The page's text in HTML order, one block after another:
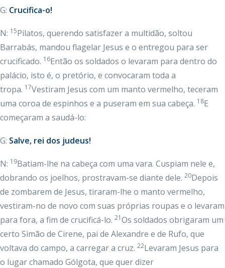
G: Crucifica-o!
N: 15Pilatos, querendo satisfazer a multidão, soltou
Barrabás, mandou flagelar Jesus e o entregou para ser
crucificado. 16Então os soldados o levaram para dentro do
palácio, isto é, o pretório, e convocaram toda a
tropa. 17Vestiram Jesus com um manto vermelho, teceram
uma coroa de espinhos e a puseram em sua cabeça. 18E
começaram a saudá-lo:
G: Salve, rei dos judeus!
N: 19Batiam-lhe na cabeça com uma vara. Cuspiam nele e,
dobrando os joelhos, prostravam-se diante dele. 20Depois
de zombarem de Jesus, tiraram-lhe o manto vermelho,
vestiram-no de novo com suas próprias roupas e o levaram
para fora, a fim de crucificá-lo. 21Os soldados obrigaram um
certo Simão de Cirene, pai de Alexandre e de Rufo, que
voltava do campo, a carregar a cruz. 22Levaram Jesus para
o lugar chamado Gólgota, que quer dizer